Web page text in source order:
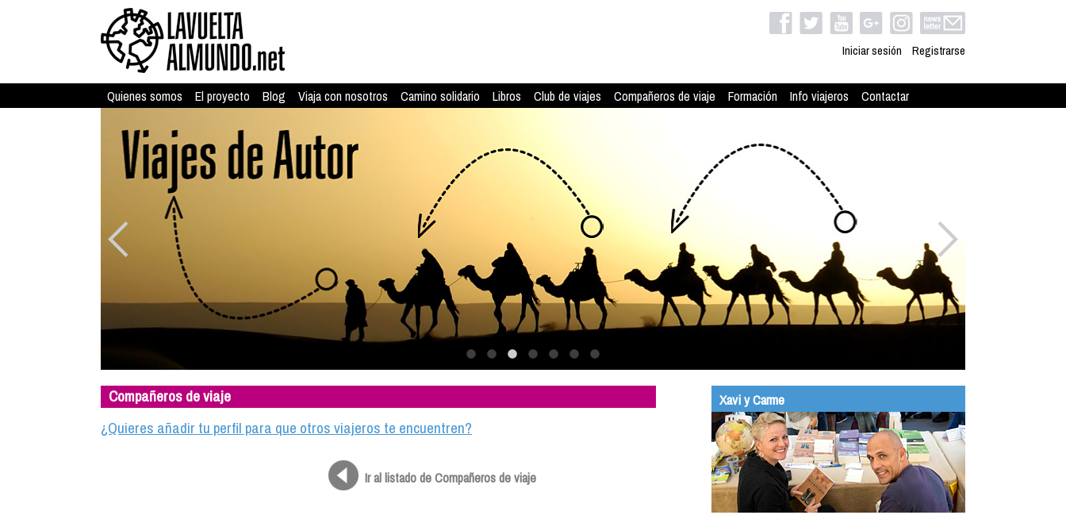
Iniciar sesión Registrarse
Quienes somos El proyecto Blog Viaja con nosotros Camino solidario Libros Club de viajes Compañeros de viaje Formación Info viajeros Contactar
Compañeros de viaje
¿Quieres añadir tu perfil para que otros viajeros te encuentren?
Ir al listado de Compañeros de viaje
Xavi y Carme